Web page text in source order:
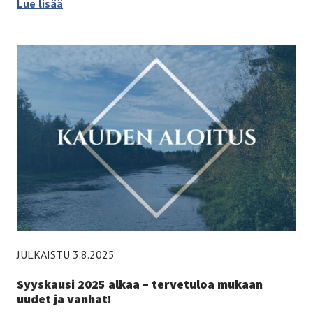
Partion adventtikalenteri 2025 nyt myynnissä –
Lue lisää
JULKAISTU 3.8.2025
Syyskausi 2025 alkaa – tervetuloa mukaan
uudet ja vanhat!